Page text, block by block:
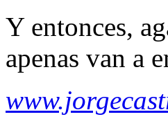
Y entonces,
apenas van a